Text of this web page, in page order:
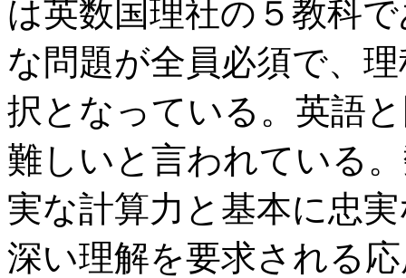
は英数国理社の５教科
な問題が全員必須で、
択となっている。英語
難しいと言われている
実な計算力と基本に忠
深い理解を要求される